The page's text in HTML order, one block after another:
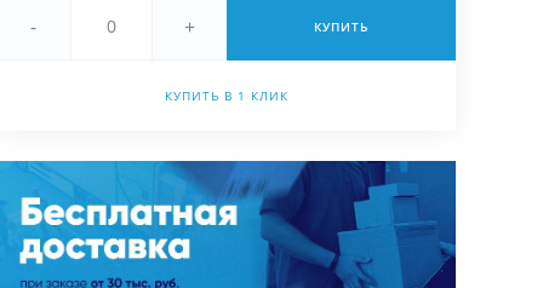
- + КУПИТЬ
КУПИТЬ В 1 КЛИК